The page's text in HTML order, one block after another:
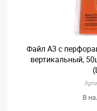
Файл А3 с
вертикальный,
В